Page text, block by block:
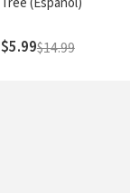
$5.99$14.99